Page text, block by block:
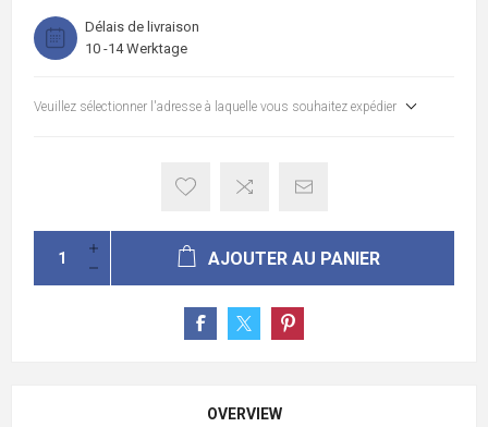
Délais de livraison
10 -14 Werktage
Veuillez sélectionner l'adresse à laquelle vous souhaitez expédier
AJOUTER AU PANIER
OVERVIEW